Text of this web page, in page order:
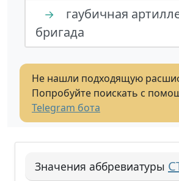
→
гаубичная
бригада
Не нашли подходящую
Попробуйте поискать с
Telegram бота
Значения аббревиатуры